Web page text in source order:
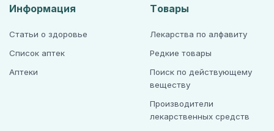
Информация
Статьи о здоровье
Список аптек
Аптеки
Товары
Лекарства по алфавиту
Редкие товары
Поиск по действующему
веществу
Производители
лекарственных средств